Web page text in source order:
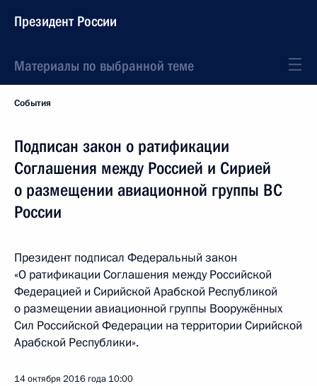
Президент России
Материалы по выбранной теме
События
Подписан закон о ратификации
Соглашения между Россией и Сирией
о размещении авиационной группы ВС
России
Президент подписал Федеральный закон
«О ратификации Соглашения между Российской
Федерацией и Сирийской Арабской Республикой
о размещении авиационной группы Вооружённых
Сил Российской Федерации на территории Сирийской
Арабской Республики».
14 октября 2016 года 10:00